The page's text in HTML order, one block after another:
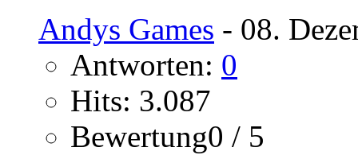
Andys Games - 08.
Antworten: 0
Hits: 3.087
Bewertung0 / 5